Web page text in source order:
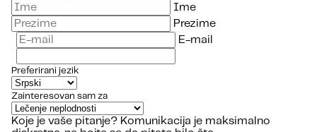
Ime
Prezime
E-mail
Preferirani jezik
Zainteresovan sam za
Koje je vaše pitanje? Komunikacija je maksimalno